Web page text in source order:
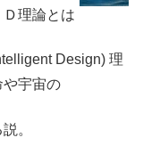
理論とは
Design) 理
や宇宙の
。